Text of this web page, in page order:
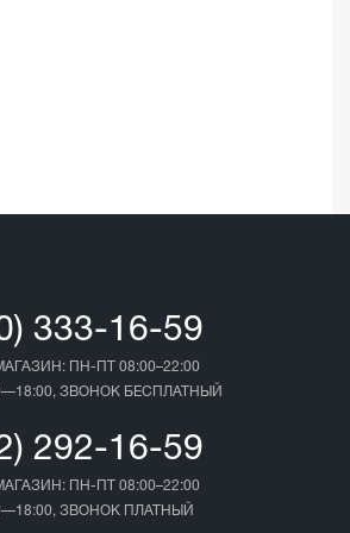
333-16-59
ПН-ПТ 08:00–22:00
ЗВОНОК БЕСПЛАТНЫЙ
292-16-59
ПН-ПТ 08:00–22:00
ЗВОНОК ПЛАТНЫЙ